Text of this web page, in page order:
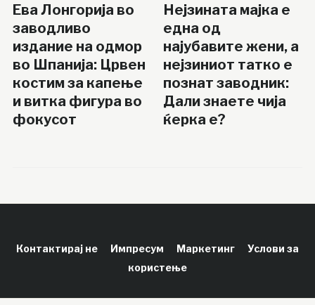
Ева Лонгорија во
заводливо
издание на одмор
во Шпанија: Црвен
костим за капење
и витка фигура во
фокусот
Нејзината мајка е
една од
најубавите жени, а
нејзиниот татко е
познат заводник:
Дали знаете чија
ќерка е?
Контактирај не Импресум Маркетинг
Услови за
користење